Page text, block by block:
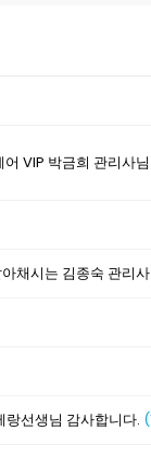
VIP 박금희 관리사님
채시는 김종숙 관리
랑선생님 감사합니다.